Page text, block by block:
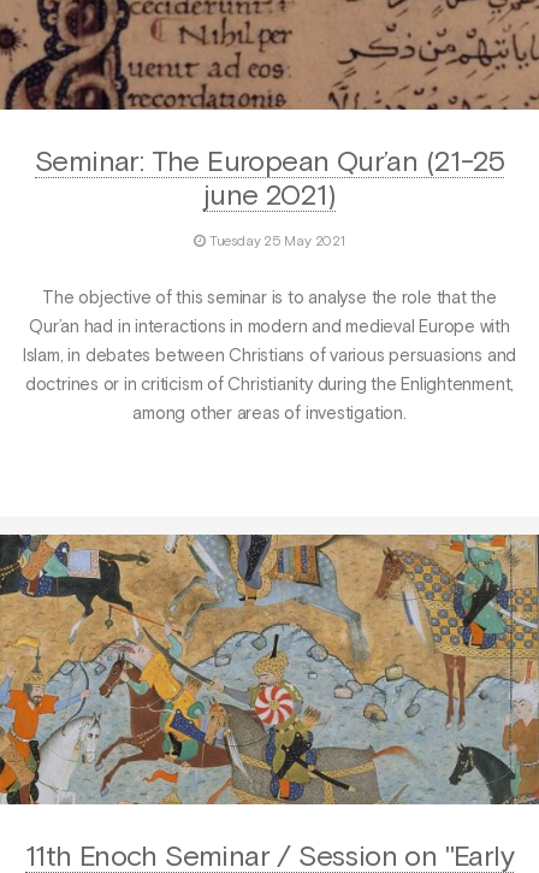
Seminar: The European Qur’an (21-25
june 2021)
Tuesday 25 May 2021
The objective of this seminar is to analyse the role that the
Qur’an had in interactions in modern and medieval Europe with
Islam, in debates between Christians of various persuasions and
doctrines or in criticism of Christianity during the Enlightenment,
among other areas of investigation.
11th Enoch Seminar / Session on "Early